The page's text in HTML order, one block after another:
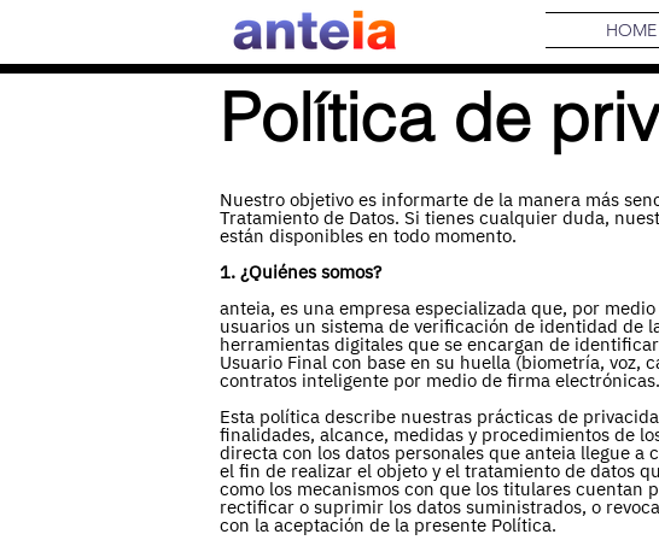
HOME
Política de
Nuestro objetivo es informarte de la manera más
Tratamiento de Datos. Si tienes cualquier duda,
están disponibles en todo momento.
1. ¿Quiénes somos?
anteia, es una empresa especializada que, por
usuarios un sistema de verificación de identidad de
herramientas digitales que se encargan de
Usuario Final con base en su huella (biometría, voz,
contratos inteligente por medio de firma electrónicas.
Esta política describe nuestras prácticas de
finalidades, alcance, medidas y procedimientos de
directa con los datos personales que anteia llegue a
el fin de realizar el objeto y el tratamiento de datos
como los mecanismos con que los titulares cuentan
rectificar o suprimir los datos suministrados, o
con la aceptación de la presente Política.